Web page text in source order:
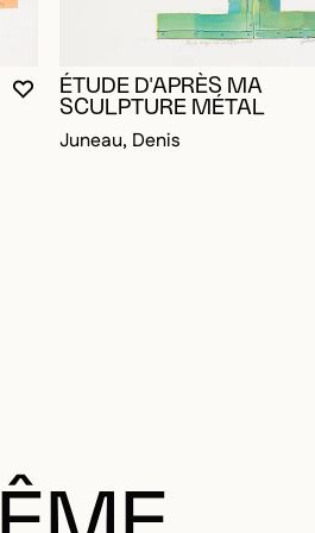
VOUS DEVEZ ÊTRE CONNECTÉ
FERMER LA MODALE
OUVRIR LA MODALE
ÉTUDE D'APRÈS MA
SCULPTURE MÉTAL
Juneau, Denis